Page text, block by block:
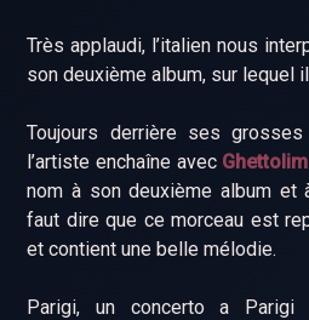
Très applaudi, l’italien nous
son deuxième album, sur lequel
Toujours derrière ses grosses
l’artiste enchaîne avec
nom à son deuxième album et
faut dire que ce morceau est
et contient une belle mélodie.
Parigi, un concerto a